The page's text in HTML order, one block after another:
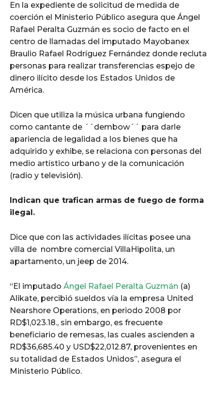
En la expediente de solicitud de medida de
coerción el Ministerio Público asegura que Ángel
Rafael Peralta Guzmán es socio de facto en el
centro de llamadas del imputado Mayobanex
Braulio Rafael Rodríguez Fernández donde recluta
personas para realizar transferencias espejo de
dinero ilícito desde los Estados Unidos de
América.
Dicen que utiliza la música urbana fungiendo
como cantante de ´´dembow´´ para darle
apariencia de legalidad a los bienes que ha
adquirido y exhibe, se relaciona con personas del
medio artístico urbano y de la comunicación
(radio y televisión).
Indican que trafican armas de fuego de forma
ilegal.
Dice que con las actividades ilícitas posee una
villa de nombre comercial VillaHipolita, un
apartamento, un jeep de 2014.
“El imputado Ángel Rafael Peralta Guzmán (a)
Alikate, percibió sueldos vía la empresa United
Nearshore Operations, en periodo 2008 por
RD$1,023.18., sin embargo, es frecuente
beneficiario de remesas, las cuales ascienden a
RD$36,685.40 y USD$22,012.87, provenientes en
su totalidad de Estados Unidos”, asegura el
Ministerio Público.